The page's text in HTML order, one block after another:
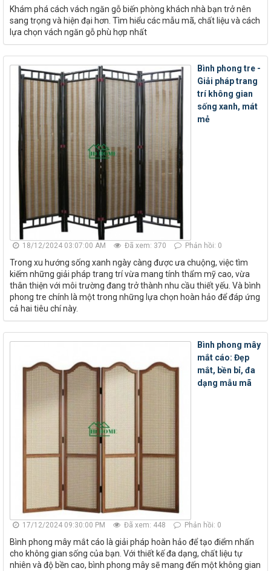
Khám phá cách vách ngăn gỗ biến phòng khách nhà bạn trở nên
sang trọng và hiện đại hơn. Tìm hiểu các mẫu mã, chất liệu và cách
lựa chọn vách ngăn gỗ phù hợp nhất
Bình phong tre -
Giải pháp trang
trí không gian
sống xanh, mát
mẻ
18/12/2024 03:07:00 AM Đã xem: 370 Phản hồi: 0
Trong xu hướng sống xanh ngày càng được ưa chuộng, việc tìm
kiếm những giải pháp trang trí vừa mang tính thẩm mỹ cao, vừa
thân thiện với môi trường đang trở thành nhu cầu thiết yếu. Và bình
phong tre chính là một trong những lựa chọn hoàn hảo để đáp ứng
cả hai tiêu chí này.
Bình phong mây
mắt cáo: Đẹp
mắt, bền bỉ, đa
dạng mẫu mã
17/12/2024 09:30:00 PM Đã xem: 448 Phản hồi: 0
Bình phong mây mắt cáo là giải pháp hoàn hảo để tạo điểm nhấn
cho không gian sống của bạn. Với thiết kế đa dạng, chất liệu tự
nhiên và độ bền cao, bình phong mây sẽ mang đến một không gian